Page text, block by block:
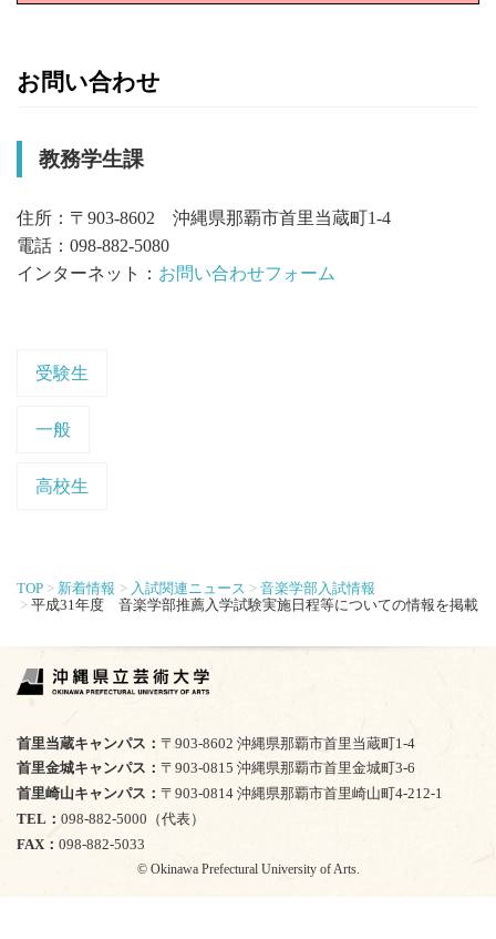
お問い合わせ
教務学生課
住所：〒903-8602 沖縄県那覇市首里当蔵町1-4
電話：098-882-5080
インターネット： お問い合わせフォーム
受験生
一般
高校生
TOP 新着情報 入試関連ニュース
音楽学部入試情報
平成31年度 音楽学部推薦入学試験実施日程等についての情報を掲載
TEL
098-882-5000（代表）
FAX
098-882-5033
© Okinawa Prefectural University of Arts.
首里当蔵キャンパス
〒903-8602 沖縄県那覇市首里当蔵町1-4
首里金城キャンパス
〒903-0815 沖縄県那覇市首里金城町3-6
首里崎山キャンパス
〒903-0814 沖縄県那覇市首里崎山町4-212-1